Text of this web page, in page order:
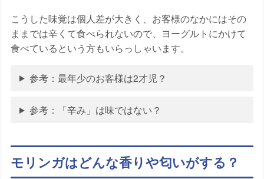
こうした味覚は個人差が大きく、お客様のなかにはその
ままでは辛くて食べられないので、ヨーグルトにかけて
食べているという方もいらっしゃいます。
参考：最年少のお客様は2才児？
参考：「辛み」は味ではない？
モリンガはどんな香りや匂いがする？